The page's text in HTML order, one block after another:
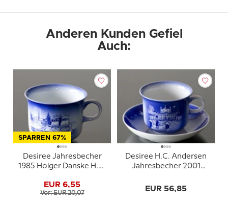
Anderen Kunden Gefiel
Auch:
SPARREN 67%
Desiree Jahresbecher
1985 Holger Danske H.C.
EUR 6,55
Vor: EUR 20,07
Desiree H.C. Andersen
Jahresbecher 2001
Untertasse
EUR 56,85